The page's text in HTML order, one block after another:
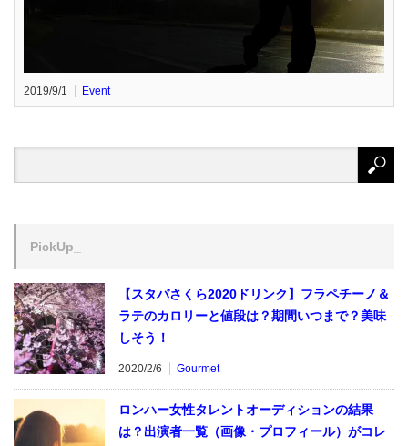
2019/9/1 Event
PickUp_
【スタバさくら2020ドリンク】フラペチーノ＆
ラテのカロリーと値段は？期間いつまで？美味
しそう！
2020/2/6 Gourmet
ロンハー女性タレントオーディションの結果
は？出演者一覧（画像・プロフィール）がコレ